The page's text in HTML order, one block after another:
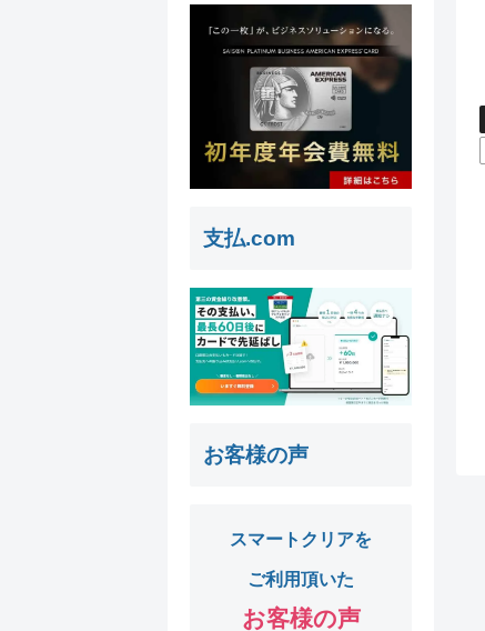
支払.com
お客様の声
スマートクリアを
ご利用頂いた
お客様の声